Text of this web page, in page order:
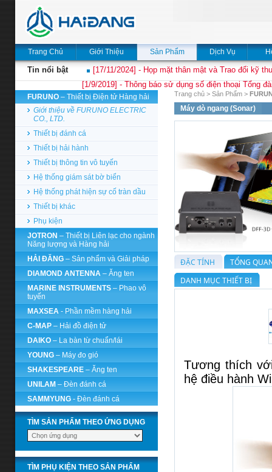
Trang Chủ Giới Thiệu Sản Phẩm Dịch Vụ
Tin nổi bật
[17/11/2024] - Họp mặt thân mật và Trao đổi kỹ
[1/9/2019] - Thông báo sử dụng số điện thoại Tổng
FURUNO – Thiết bị Điện tử Hàng hải
Giới thiệu về FURUNO ELECTRIC
CO., LTD.
Thiết bị đánh cá
Thiết bị hải hành
Thiết bị thông tin vô tuyến
Hệ thống giám sát bờ biển
Hệ thống phát hiện sự cố tràn dầu
Thiết bị khác
Phụ kiện
JOTRON – Thiết bị Liên lạc cho ngành
Năng lượng và Hàng hải
HẢI ĐĂNG – Sản phẩm và Giải pháp
DIAMOND ANTENNA – Ăng ten
MARINE INSTRUMENTS – Phao vô
tuyến
MAXSEA - Phần mềm hàng hải
C-MAP – Hải đồ điện tử
DAIKO – La bàn từ chuẩn/lái
YOUNG – Máy đo gió
SHAKESPEARE – Ăng ten
UNILAM – Đèn đánh cá
SAMMYUNG - Đèn đánh cá
TÌM SẢN PHẨM THEO ỨNG DỤNG
TÌM PHỤ KIỆN THEO SẢN PHẨM
Trang chủ > Sản Phẩm >
Máy dò ngang (Sonar)
ĐẶC TÍNH
TỔNG
DANH MỤC THIẾT BỊ
Tương thích
hệ điều hành